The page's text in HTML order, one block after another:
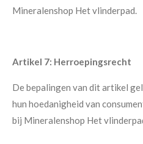
Mineralenshop Het vlinderpad.
Artikel 7: Herroepingsrecht
De bepalingen van dit artikel
hun hoedanigheid van
bij Mineralenshop Het